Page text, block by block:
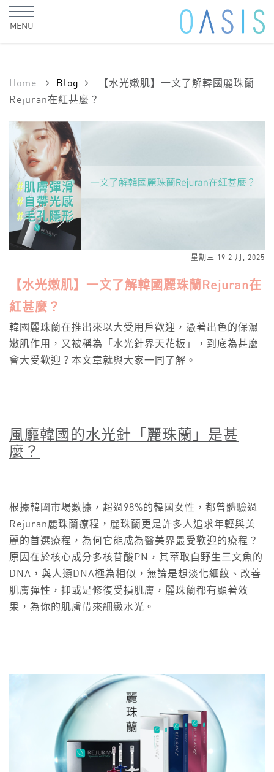
MENU
Home Blog
【水光嫩肌】一文了解韓國麗珠蘭
Rejuran在紅甚麼？
星期三 19 2 月, 2025
【水光嫩肌】一文了解韓國麗珠蘭Rejuran在
紅甚麼？
韓國麗珠蘭在推出來以大受用戶歡迎，憑著出色的保濕
嫩肌作用，又被稱為「水光針界天花板」，到底為甚麼
會大受歡迎？本文章就與大家一同了解。
風靡韓國的水光針「麗珠蘭」是甚
麼？
根據韓國市場數據，超過98%的韓國女性，都曾體驗過
Rejuran麗珠蘭療程，麗珠蘭更是許多人追求年輕與美
麗的首選療程，為何它能成為醫美界最受歡迎的療程？
原因在於核心成分多核苷酸PN，其萃取自野生三文魚的
DNA，與人類DNA極為相似，無論是想淡化細紋、改善
肌膚彈性，抑或是修復受損肌膚，麗珠蘭都有顯著效
果，為你的肌膚帶來細緻水光。